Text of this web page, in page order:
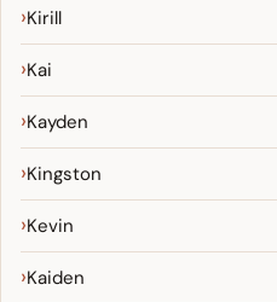
Kirill
Kai
Kayden
Kingston
Kevin
Kaiden